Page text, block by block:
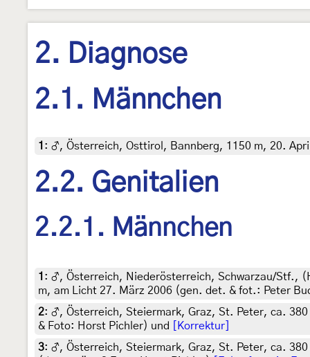
2. Diagnose
2.1. Männchen
1 : ♂, Österreich, Osttirol, Bannberg, 1150 m, 20.
2.2. Genitalien
2.2.1. Männchen
1 : ♂, Österreich, Niederösterreich, Schwarzau/Stf.,
m, am Licht 27. März 2006 (gen. det. & fot.: Peter
2: ♂, Österreich, Steiermark, Graz, St. Peter, ca.
& Foto: Horst Pichler) und
[Korrektur]
3: ♂, Österreich, Steiermark, Graz, St. Peter, ca.